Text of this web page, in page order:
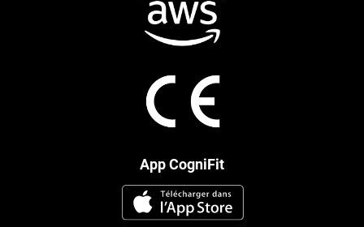
App CogniFit